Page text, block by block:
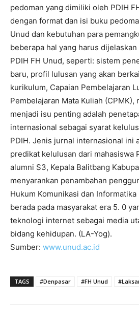
pedoman yang dimiliki oleh PDIH
dengan format dan isi buku
Unud dan kebutuhan para
beberapa hal yang harus
PDIH FH Unud, seperti: sistem
baru, profil lulusan yang akan
kurikulum, Capaian Pembelajaran
Pembelajaran Mata Kuliah (CPMK),
menjadi isu penting adalah
internasional sebagai syarat
PDIH. Jenis jurnal internasional ini
predikat kelulusan dari mahasiswa
alumni S3, Kepala Balitbang
menyarankan penambahan
Hukum Komunikasi dan
berada pada masyarakat era 5. 0
teknologi internet sebagai media
bidang kehidupan. (LA-Yog).
Sumber: www.unud.ac.id
TAGS #Denpasar #FH Unud